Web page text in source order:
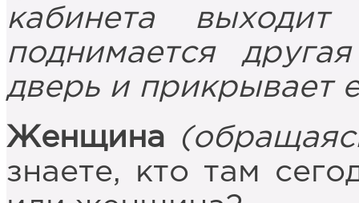
кабинета
поднимается
дверь и прикрывает
Женщина
знаете, кто там